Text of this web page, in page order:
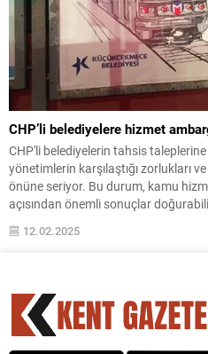
CHP’li belediyelere hizmet
CHP'li belediyelerin tahsis
yönetimlerin karşılaştığı zorlukları
önüne seriyor. Bu durum, kamu
açısından önemli sonuçlar
12.02.2025